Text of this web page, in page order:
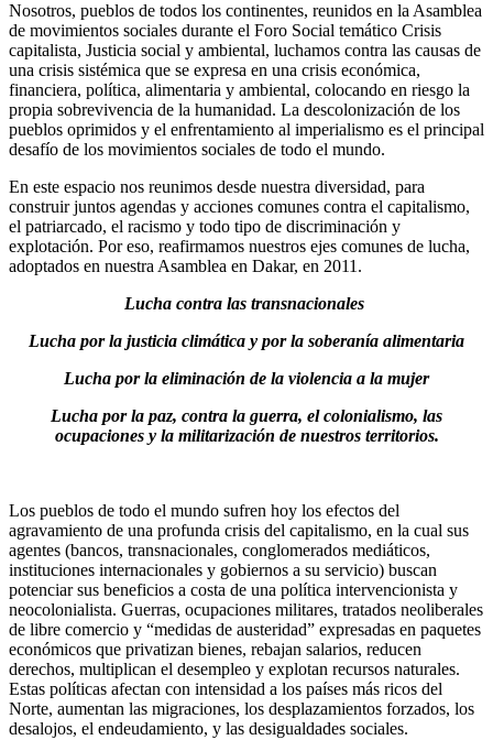
Nosotros, pueblos de todos los continentes, reunidos en la Asamblea
de movimientos sociales durante el Foro Social temático Crisis
capitalista, Justicia social y ambiental, luchamos contra las causas de
una crisis sistémica que se expresa en una crisis económica,
financiera, política, alimentaria y ambiental, colocando en riesgo la
propia sobrevivencia de la humanidad. La descolonización de los
pueblos oprimidos y el enfrentamiento al imperialismo es el principal
desafío de los movimientos sociales de todo el mundo.
En este espacio nos reunimos desde nuestra diversidad, para
construir juntos agendas y acciones comunes contra el capitalismo,
el patriarcado, el racismo y todo tipo de discriminación y
explotación. Por eso, reafirmamos nuestros ejes comunes de lucha,
adoptados en nuestra Asamblea en Dakar, en 2011.
Lucha contra las transnacionales
Lucha por la justicia climática y por la soberanía alimentaria
Lucha por la eliminación de la violencia a la mujer
Lucha por la paz, contra la guerra, el colonialismo, las
ocupaciones y la militarización de nuestros territorios.
Los pueblos de todo el mundo sufren hoy los efectos del
agravamiento de una profunda crisis del capitalismo, en la cual sus
agentes (bancos, transnacionales, conglomerados mediáticos,
instituciones internacionales y gobiernos a su servicio) buscan
potenciar sus beneficios a costa de una política intervencionista y
neocolonialista. Guerras, ocupaciones militares, tratados neoliberales
de libre comercio y “medidas de austeridad” expresadas en paquetes
económicos que privatizan bienes, rebajan salarios, reducen
derechos, multiplican el desempleo y explotan recursos naturales.
Estas políticas afectan con intensidad a los países más ricos del
Norte, aumentan las migraciones, los desplazamientos forzados, los
desalojos, el endeudamiento, y las desigualdades sociales.